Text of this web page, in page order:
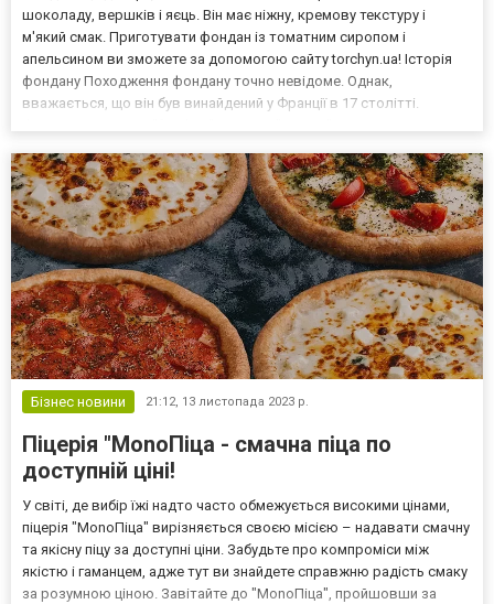
шоколаду, вершків і яєць. Він має ніжну, кремову текстуру і
м'який смак. Приготувати фондан із томатним сиропом і
апельсином ви зможете за допомогою сайту torchyn.ua! Історія
фондану Походження фондану точно невідоме. Однак,
вважається, що він був винайдений у Франції в 17 столітті.
т...
Бізнес новини 21:12, 13 листопада 2023 р.
Піцерія "MonoПіца - смачна піца по
доступній ціні!
У світі, де вибір їжі надто часто обмежується високими цінами,
піцерія "MonoПіца" вирізняється своєю місією – надавати смачну
та якісну піцу за доступні ціни. Забудьте про компроміси між
якістю і гаманцем, адже тут ви знайдете справжню радість смаку
за розумною ціною. Завітайте до "MonoПіца", пройшовши за